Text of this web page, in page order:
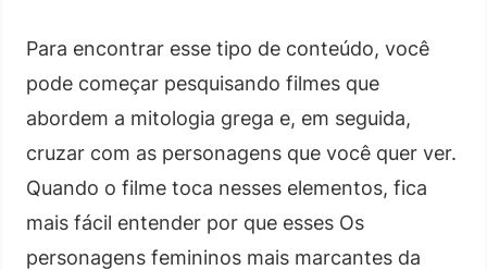
Para encontrar esse tipo de conteúdo, você
pode começar pesquisando filmes que
abordem a mitologia grega e, em seguida,
cruzar com as personagens que você quer ver.
Quando o filme toca nesses elementos, fica
mais fácil entender por que esses Os
personagens femininos mais marcantes da